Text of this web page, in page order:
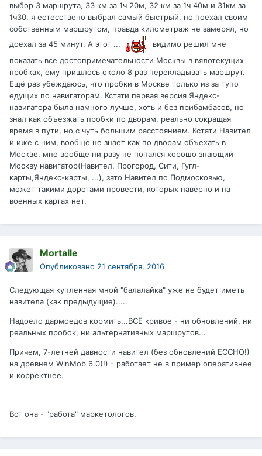
выбор 3 маршрута, 33 км за 1ч 20м, 32 км за 1ч 40м и 31км за
1ч30, я естесствено выбрал самый быстрый, но поехал своим
собственным маршрутом, правда километраж не замерял, но
доехал за 45 минут. А этот ...
видимо решил мне
показать все достопримечательности Москвы в вялотекущих
пробках, ему пришлось около 8 раз перекладывать маршрут.
Ещё раз убеждаюсь, что пробки в Москве только из за тупо
едущих по навигаторам. Кстати первая версия Яндекс-
навигатора была намного лучше, хоть и без прибамбасов, но
знал как объезжать пробки по дворам, реально сокращая
время в пути, но с чуть большим расстоянием. Кстати Навител
и иже с ним, вообще не знает как по дворам объехать в
Москве, мне вообще ни разу не попался хорошо знающий
Москву навигатор(Навител, Прогород, Сити, Гугл-
карты,Яндекс-карты, ...), зато Навител по Подмосковью,
может такими дорогами провести, которых наверно и на
военных картах нет.
Mortalle
Опубликовано 21 сентября, 2016
Следующая купленная мной "балалайка" уже не будет иметь
навитела (как предыдущие).....
Надоело дармоедов кормить...ВСЁ кривое - ни обновлений, ни
реальных пробок, ни альтернативных маршрутов...
Причем, 7-летней давности навител (без обновлений ЕССНО!)
на древнем WinMob 6.0(!) - работает не в пример оперативнее
и корректнее.
Вот она - "работа" маркетологов.